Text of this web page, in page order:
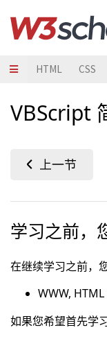
HTML CSS
VBScript
学习之前，
在继续学习之前，
WWW,
如果您希望首先学